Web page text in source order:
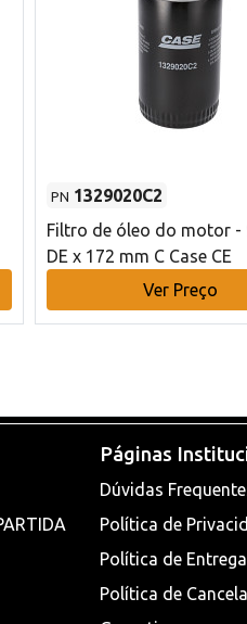
PN 1329020C2
Filtro de óleo do motor -
DE x 172 mm C Case CE
Ver Preço
Páginas
Dúvidas
Política de
Política de
Política de